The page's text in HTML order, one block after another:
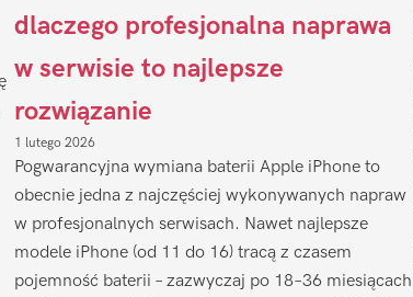
dlaczego profesjonalna naprawa
w serwisie to najlepsze
rozwiązanie
1 lutego 2026
Pogwarancyjna wymiana baterii Apple iPhone to
obecnie jedna z najczęściej wykonywanych napraw
w profesjonalnych serwisach. Nawet najlepsze
modele iPhone (od 11 do 16) tracą z czasem
pojemność baterii – zazwyczaj po 18–36 miesiącach